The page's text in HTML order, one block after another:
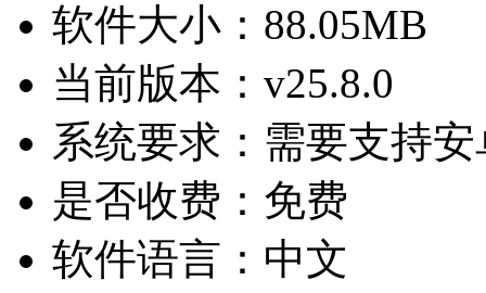
软件大小： 88.05MB
当前版本： v25.8.0
系统要求： 需要支持
是否收费： 免费
软件语言： 中文